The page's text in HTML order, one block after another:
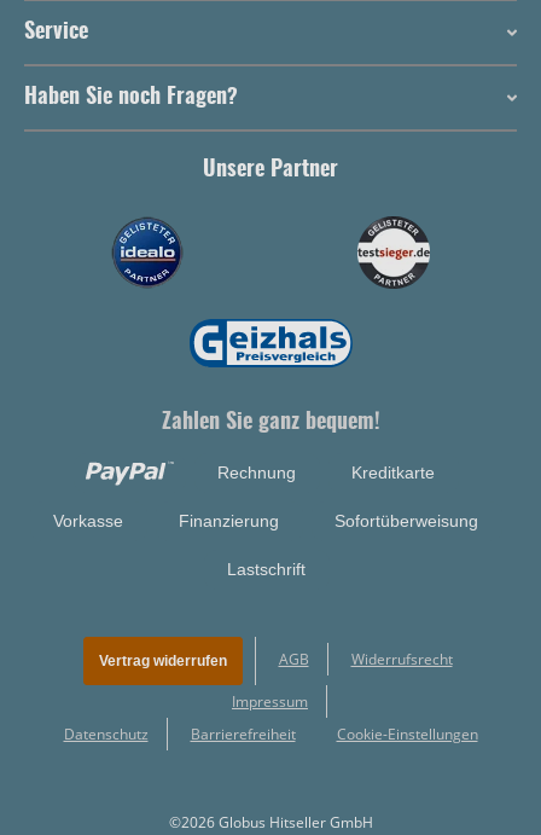
Service
Haben Sie noch Fragen?
Unsere Partner
Zahlen Sie ganz bequem!
Rechnung Kreditkarte
Vorkasse Finanzierung Sofortüberweisung
Lastschrift
©2026 Globus Hitseller GmbH
Vertrag widerrufen AGB Widerrufsrecht
Impressum
Datenschutz
Barrierefreiheit Cookie-Einstellungen